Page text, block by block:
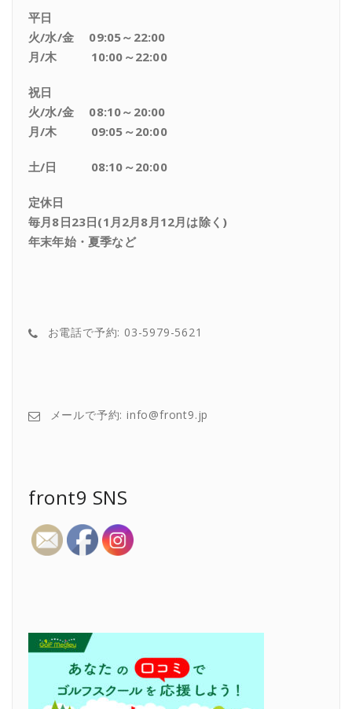
平日
火/水/金 09:05～22:00
月/木 10:00～22:00
祝日
火/水/金 08:10～20:00
月/木 09:05～20:00
土/日 08:10～20:00
定休日
毎月8日23日(1月2月8月12月は除く)
年末年始・夏季など
お電話で予約: 03-5979-5621
メールで予約: info@front9.jp
front9 SNS